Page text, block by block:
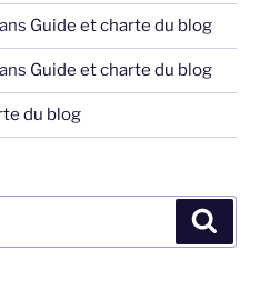
Guide et charte du blog
Guide et charte du blog
du blog